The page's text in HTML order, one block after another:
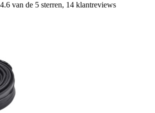
van de 5 sterren, 14 klantreviews